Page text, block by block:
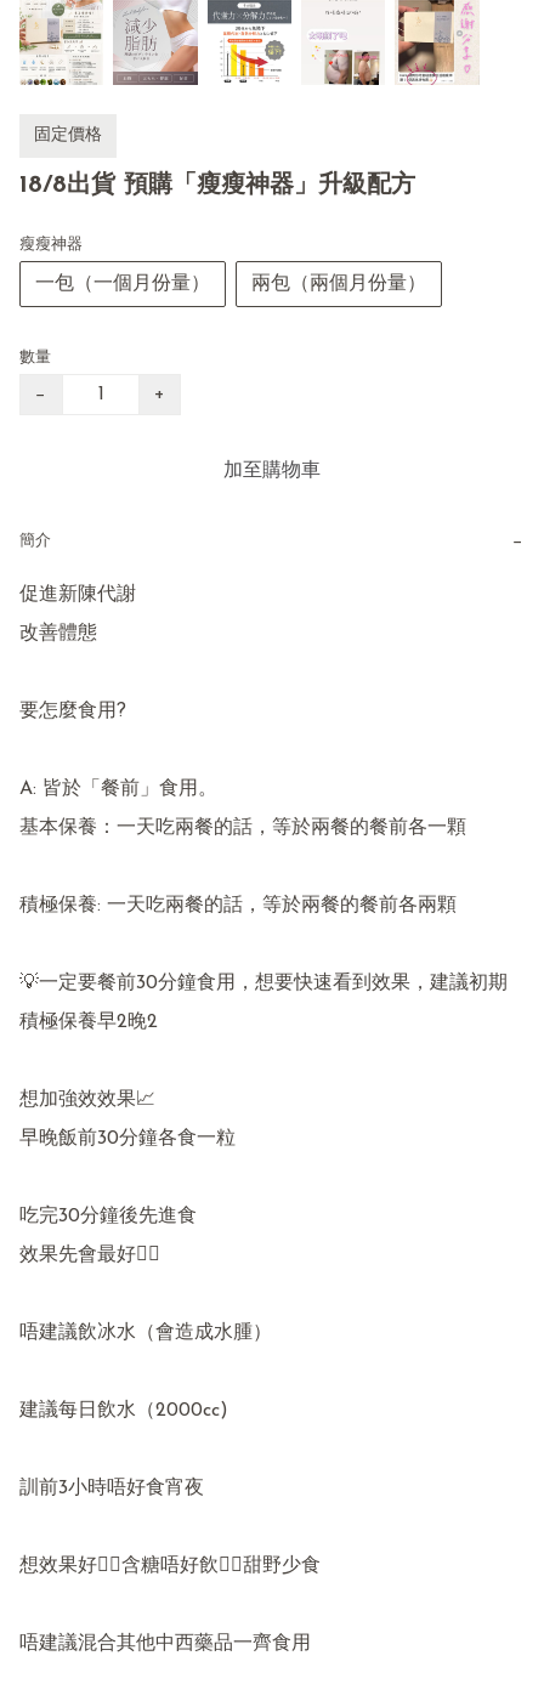
固定價格
18/8出貨 預購「瘦瘦神器」升級配方
瘦瘦神器
一包（一個月份量） 兩包（兩個月份量）
數量
− +
加至購物車
簡介 −
促進新陳代謝
改善體態
要怎麼食用?
A: 皆於「餐前」食用。
基本保養：一天吃兩餐的話，等於兩餐的餐前各一顆
積極保養: 一天吃兩餐的話，等於兩餐的餐前各兩顆
💡一定要餐前30分鐘食用，想要快速看到效果，建議初期
積極保養早2晚2
想加強效效果📈
早晚飯前30分鐘各食一粒
吃完30分鐘後先進食
效果先會最好👍🏻
唔建議飲冰水（會造成水腫）
建議每日飲水（2000cc)
訓前3小時唔好食宵夜
想效果好👉🏻含糖唔好飲👉🏻甜野少食
唔建議混合其他中西藥品一齊食用